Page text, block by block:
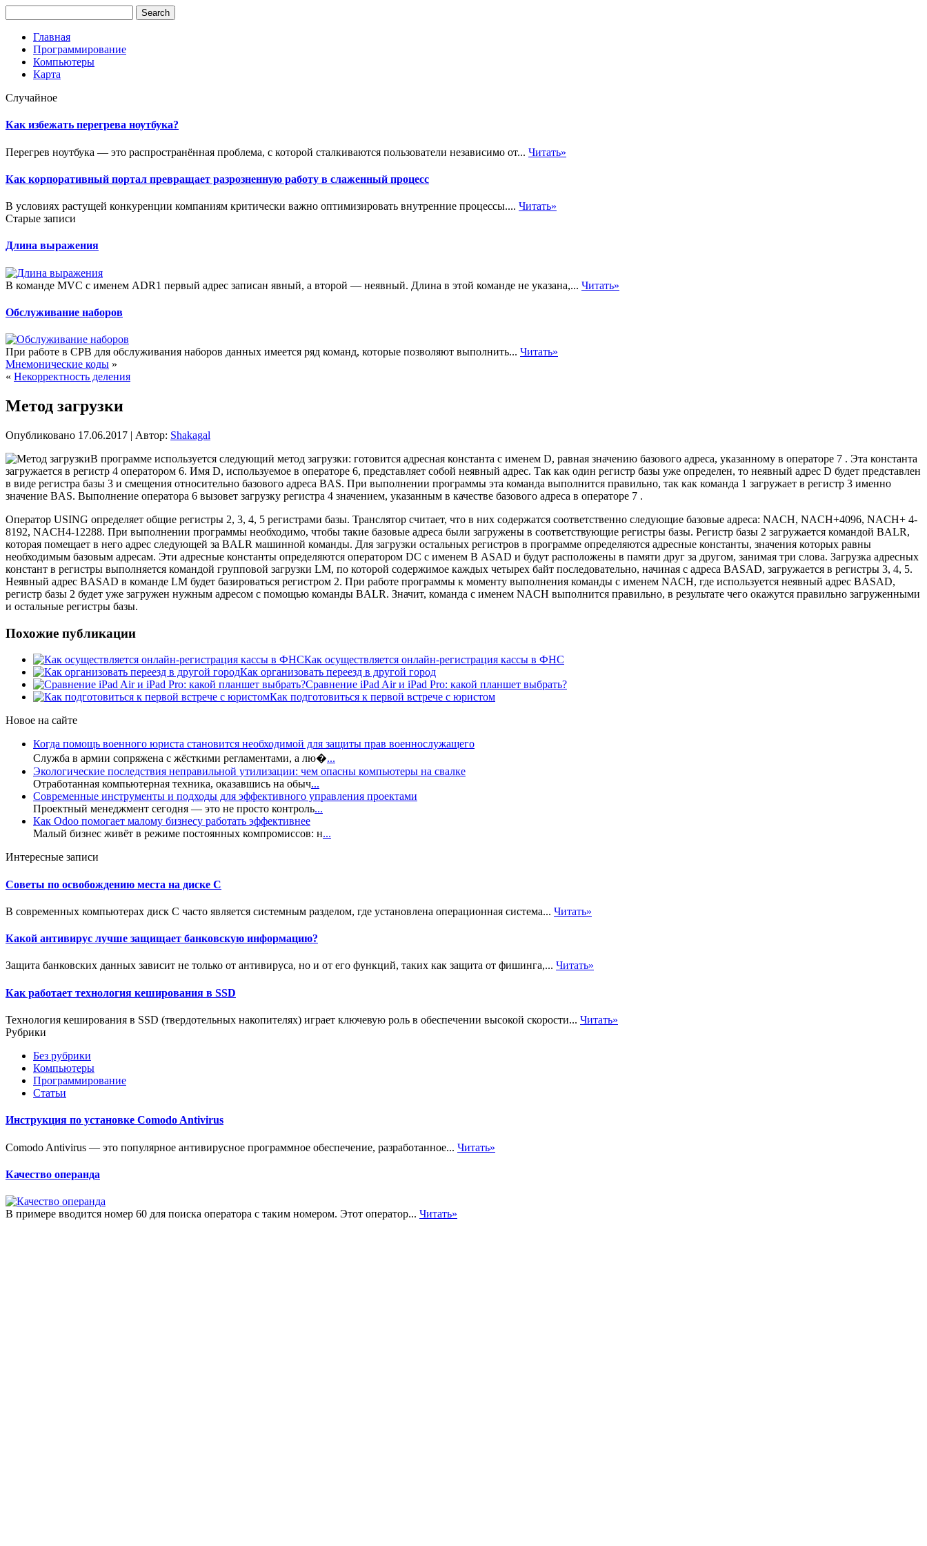
Главная
Программирование
Компьютеры
Карта
Случайное
Как избежать перегрева ноутбука?
Перегрев ноутбука — это распространённая проблема, с которой сталкиваются пользователи независимо от... Читать»
Как корпоративный портал превращает разрозненную работу в слаженный процесс
В условиях растущей конкуренции компаниям критически важно оптимизировать внутренние процессы.... Читать»
Старые записи
Длина выражения
В команде MVC с именем ADR1 первый адрес записан явный, а второй — неявный. Длина в этой команде не указана,... Читать»
Обслуживание наборов
При работе в СРВ для обслуживания наборов данных имеется ряд команд, которые позволяют выполнить... Читать»
Мнемонические коды »
« Некорректность деления
Метод загрузки
Опубликовано 17.06.2017 | Автор: Shakagal
В программе используется следующий метод загрузки: готовится адресная константа с именем D, равная значению базового адреса, указанному в операторе 7 . Эта константа
загружается в регистр 4 оператором 6. Имя D, используемое в операторе 6, представляет собой неявный адрес. Так как один регистр базы уже определен, то неявный адрес D будет представлен
в виде регистра базы 3 и смещения относительно базового адреса BAS. При выполнении программы эта команда выполнится правильно, так как команда 1 загружает в регистр 3 именно
значение BAS. Выполнение оператора 6 вызовет загрузку регистра 4 значением, указанным в качестве базового адреса в операторе 7 .
Оператор USING определяет общие регистры 2, 3, 4, 5 регистрами базы. Транслятор считает, что в них содержатся соответственно следующие базовые адреса: NACH, NACH+4096, NACH+ 4-
8192, NACH4-12288. При выполнении программы необходимо, чтобы такие базовые адреса были загружены в соответствующие регистры базы. Регистр базы 2 загружается командой BALR,
которая помещает в него адрес следующей за BALR машинной команды. Для загрузки остальных регистров в программе определяются адресные константы, значения которых равны
необходимым базовым адресам. Эти адресные константы определяются оператором DC с именем В ASAD и будут расположены в памяти друг за другом, занимая три слова. Загрузка адресных
констант в регистры выполняется командой групповой загрузки LM, по которой содержимое каждых четырех байт последовательно, начиная с адреса BASAD, загружается в регистры 3, 4, 5.
Неявный адрес BASAD в команде LM будет базироваться регистром 2. При работе программы к моменту выполнения команды с именем NACH, где используется неявный адрес BASAD,
регистр базы 2 будет уже загружен нужным адресом с помощью команды BALR. Значит, команда с именем NACH выполнится правильно, в результате чего окажутся правильно загруженными
и остальные регистры базы.
Похожие публикации
Как осуществляется онлайн-регистрация кассы в ФНС
Как организовать переезд в другой город
Сравнение iPad Air и iPad Pro: какой планшет выбрать?
Как подготовиться к первой встрече с юристом
Новое на сайте
Когда помощь военного юриста становится необходимой для защиты прав военнослужащего
Служба в армии сопряжена с жёсткими регламентами, а лю�...
Экологические последствия неправильной утилизации: чем опасны компьютеры на свалке
Отработанная компьютерная техника, оказавшись на обыч...
Современные инструменты и подходы для эффективного управления проектами
Проектный менеджмент сегодня — это не просто контроль...
Как Odoo помогает малому бизнесу работать эффективнее
Малый бизнес живёт в режиме постоянных компромиссов: н...
Интересные записи
Советы по освобождению места на диске C
В современных компьютерах диск C часто является системным разделом, где установлена операционная система... Читать»
Какой антивирус лучше защищает банковскую информацию?
Защита банковских данных зависит не только от антивируса, но и от его функций, таких как защита от фишинга,... Читать»
Как работает технология кеширования в SSD
Технология кеширования в SSD (твердотельных накопителях) играет ключевую роль в обеспечении высокой скорости... Читать»
Рубрики
Без рубрики
Компьютеры
Программирование
Статьи
Инструкция по установке Comodo Antivirus
Comodo Antivirus — это популярное антивирусное программное обеспечение, разработанное... Читать»
Качество операнда
В примере вводится номер 60 для поиска оператора с таким номером. Этот оператор... Читать»